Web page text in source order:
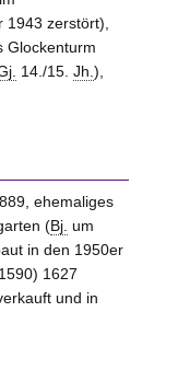
1943 zerstört),
Glockenturm
14./15. Jh.),
ehemaliges
(Bj. um
in den 1950er
1627
und in